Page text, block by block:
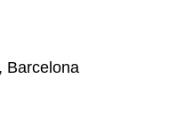
Barcelona